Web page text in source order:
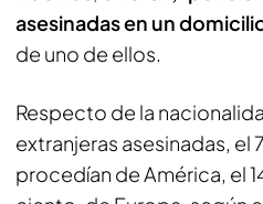
asesinadas en un
de uno de ellos.
Respecto de la
extranjeras asesinadas, el
procedían de América, el